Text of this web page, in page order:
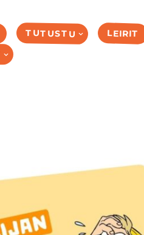
TUTUSTU LEIRIT